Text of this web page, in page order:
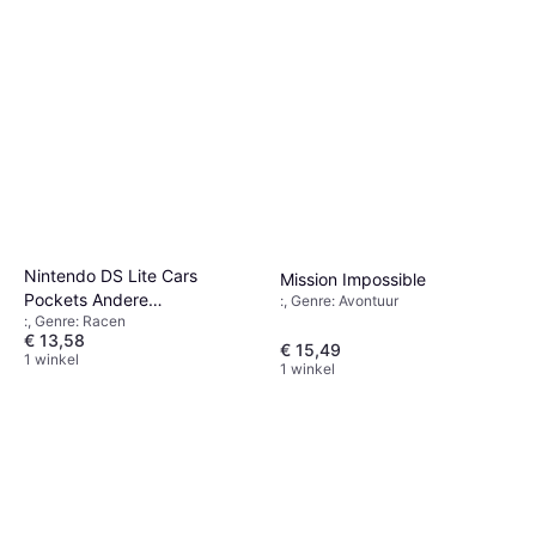
Nintendo DS Lite Cars
Pockets Andere
Spelaccessoires
:, Genre: Racen
€ 13,58
1 winkel
Mission Impossible
:, Genre: Avontuur
€ 15,49
1 winkel